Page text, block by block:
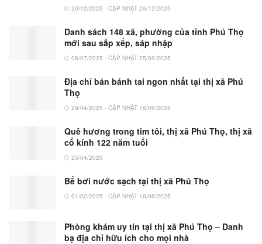
20/12/2025 - CẬP NHẬT 29/12/2025
Danh sách 148 xã, phường của tỉnh Phú Thọ
mới sau sắp xếp, sáp nhập
08/07/2025 - CẬP NHẬT 25/09/2025
Địa chỉ bán bánh tai ngon nhất tại thị xã Phú
Thọ
29/04/2025 - CẬP NHẬT 16/06/2025
Quê hương trong tim tôi, thị xã Phú Thọ, thị xã
cổ kính 122 năm tuổi
25/04/2025
Bể bơi nước sạch tại thị xã Phú Thọ
01/02/2025 - CẬP NHẬT 16/06/2025
Phòng khám uy tín tại thị xã Phú Thọ – Danh
bạ địa chỉ hữu ích cho mọi nhà